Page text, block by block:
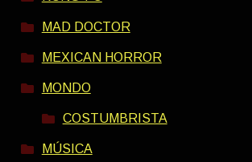
MAD DOCTOR
MEXICAN HORROR
MONDO
COSTUMBRISTA
MÚSICA